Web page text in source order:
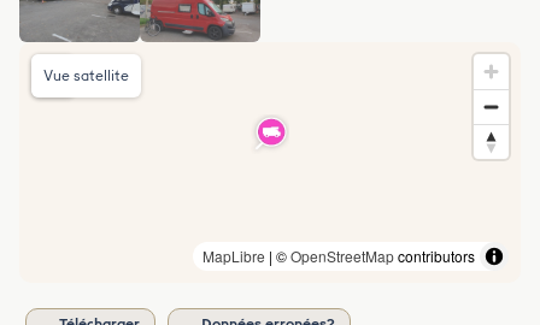
MapLibre | ©OpenStreetMapcontributors
Vue satellite